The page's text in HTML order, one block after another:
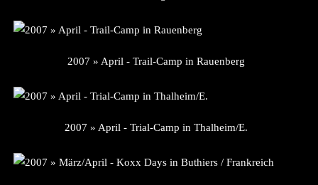
2007 » April - Trail-Camp in Rauenberg
2007 » April - Trial-Camp in Thalheim/E.